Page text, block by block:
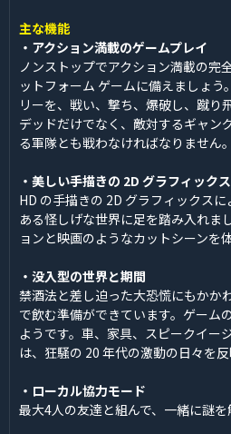
主な機能
・アクション満載のゲームプレイ
ノンストップでアクション満載の完
ットフォーム ゲームに備えましょ
リーを、戦い、撃ち、爆破し、蹴り
デッドだけでなく、敵対するギャン
る軍隊とも戦わなければなりません。
・美しい手描きの 2D グラフィック
HD の手描きの 2D グラフィックス
ある怪しげな世界に足を踏み入れま
ョンと映画のようなカットシーンを
・没入型の世界と期間
禁酒法と差し迫った大恐慌にもかか
で飲む準備ができています。ゲーム
ようです。車、家具、スピークイー
は、狂騒の 20 年代の激動の日々を反
・ローカル協力モード
最大4人の友達と組んで、一緒に謎を